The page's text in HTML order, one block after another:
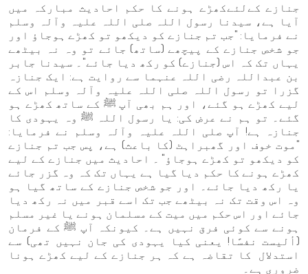
جنازے کےلئےکھڑے ہونے کا حکم احادیث مبارکہ میں
آیا ہے، سیدنا رسول اللہ صلی اللہ علیہ وآلہ وسلم
نے فرمایا: "جب تم جنازے کو دیکھو تو کھڑے ہوجاؤ اور
جو شخص جنازے کے پیچھے (ساتھ) جائے تو وہ نہ بیٹھے
یہاں تک کہ اس (جنازے) کو رکھ دیا جائے"۔ سیدنا جابر
بن عبداللہ رضی اللہ عنہما سے روایت ہے: ایک جنازہ
گزرا تو رسول اللہ صلی اللہ علیہ وآلہ وسلم اس کے
لیے کھڑے ہو گئے، اور ہم بھی آپ ﷺ کے ساتھ کھڑے ہو
گئے۔ تو ہم نے عرض کی: یا رسول اللہ ﷺ وہ یہودی کا
جنازہ ہے! آپ صلی اللہ علیہ وآلہ وسلم نے فرمایا:
"موت خوف اور گھبراہٹ (کا باعث) ہے، پس جب تم جنازے
کو دیکھو تو کھڑے ہوجاؤ" ۔ احادیث میں جنازے کے لیے
کھڑے ہونے کا حکم دیا گیا ہے یہاں تک کہ وہ گزر جائے
یا رکھ دیا جائے۔ اور جو شخص جنازے کے ساتھ گیا ہو
وہ اس وقت تک نہ بیٹھے جب تک اسے قبر میں نہ رکھ دیا
جائے اور اس حکم میں میت کے مسلمان ہونے یا غیر مسلم
ہونے سے کوئی فرق نہیں ہے۔ کیونکہ آپ ﷺ کے فرمان
(أليست نفسًا! یعنی کیا یہودی کی جان نہیں تھی) سے
استدلال کا تقاضہ ہے کہ ہر جنازے کے لیے کھڑے ہونا
ضروری ہے۔